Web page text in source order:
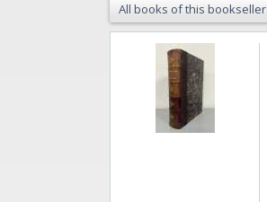
All books of this bookseller